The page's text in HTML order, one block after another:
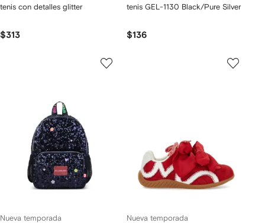
tenis con detalles glitter
$313
tenis GEL-1130 Black/Pure Silver
$136
Nueva temporada Nueva temporada